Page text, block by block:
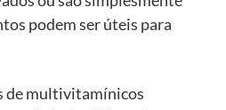
podem ser úteis para
de multivitamínicos